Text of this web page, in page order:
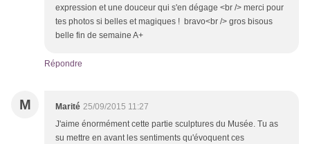
expression et une douceur qui s'en dégage <br /> merci pour
tes photos si belles et magiques ! bravo<br /> gros bisous
belle fin de semaine A+
Répondre
M Marité 25/09/2015 11:27
J'aime énormément cette partie sculptures du Musée. Tu as
su mettre en avant les sentiments qu'évoquent ces